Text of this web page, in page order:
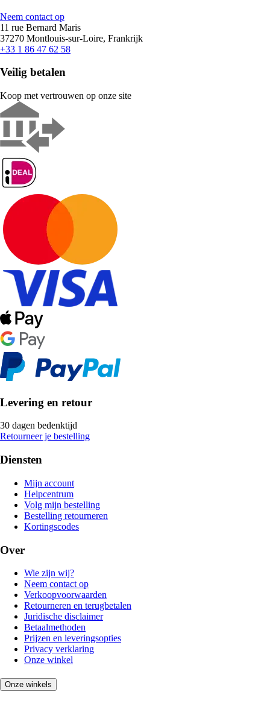
Neem contact op
11 rue Bernard Maris
37270 Montlouis-sur-Loire, Frankrijk
+33 1 86 47 62 58
Veilig betalen
Koop met vertrouwen op onze site
Levering en retour
30 dagen bedenktijd
Retourneer je bestelling
Diensten
Mijn account
Helpcentrum
Volg mijn bestelling
Bestelling retourneren
Kortingscodes
Over
Wie zijn wij?
Neem contact op
Verkoopvoorwaarden
Retourneren en terugbetalen
Juridische disclaimer
Betaalmethoden
Prijzen en leveringsopties
Privacy verklaring
Onze winkel
Onze winkels